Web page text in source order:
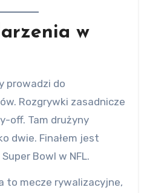
w
prowadzi do
Rozgrywki zasadnicze
off. Tam drużyny
dwie. Finałem jest
Bowl w NFL.
to mecze rywalizacyjne,